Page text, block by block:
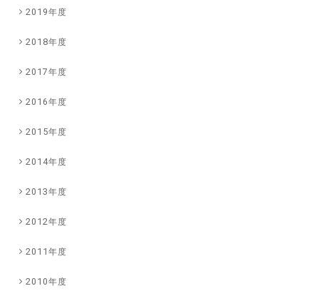
2019年度
2018年度
2017年度
2016年度
2015年度
2014年度
2013年度
2012年度
2011年度
2010年度